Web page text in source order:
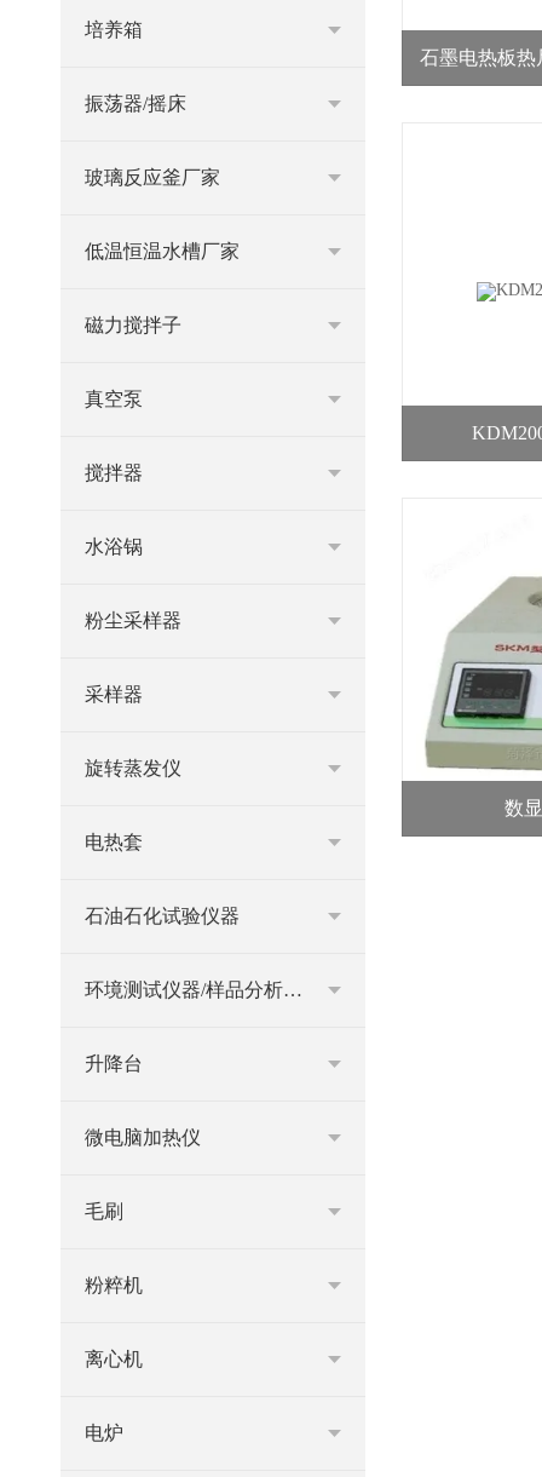
培养箱
振荡器/摇床
玻璃反应釜厂家
低温恒温水槽厂家
磁力搅拌子
真空泵
搅拌器
水浴锅
粉尘采样器
采样器
旋转蒸发仪
电热套
石油石化试验仪器
环境测试仪器/样品分析仪器
升降台
微电脑加热仪
毛刷
粉粹机
离心机
电炉
石墨电热板热
数